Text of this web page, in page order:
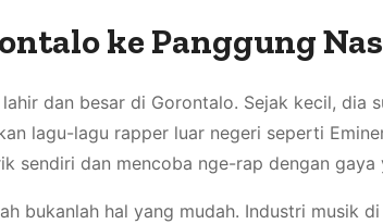
ke Panggung
dan besar di Gorontalo. Sejak kecil, dia
lagu-lagu rapper luar negeri seperti
sendiri dan mencoba nge-rap dengan gaya
bukanlah hal yang mudah. Industri musik